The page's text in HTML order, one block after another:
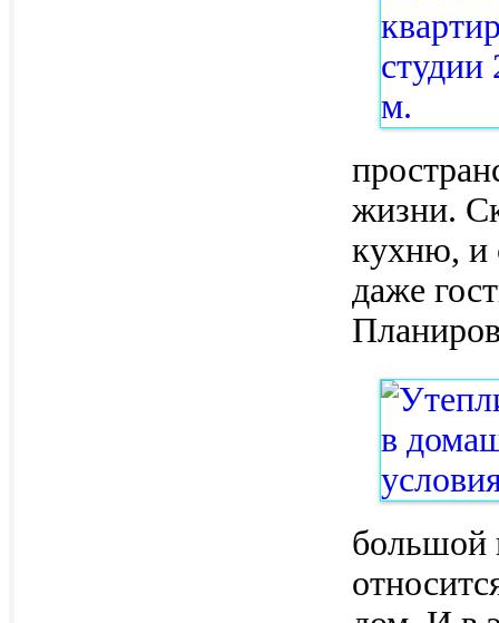
жизни.
кухню, и
даже
большой